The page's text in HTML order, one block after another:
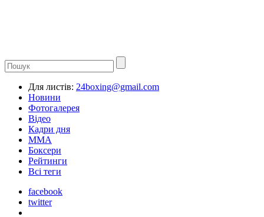
Для листів: 24boxing@gmail.com
Новини
Фотогалерея
Відео
Кадри дня
ММА
Боксери
Рейтинги
Всі теги
facebook
twitter